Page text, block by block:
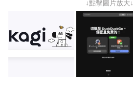
↓點擊圖片放大↓